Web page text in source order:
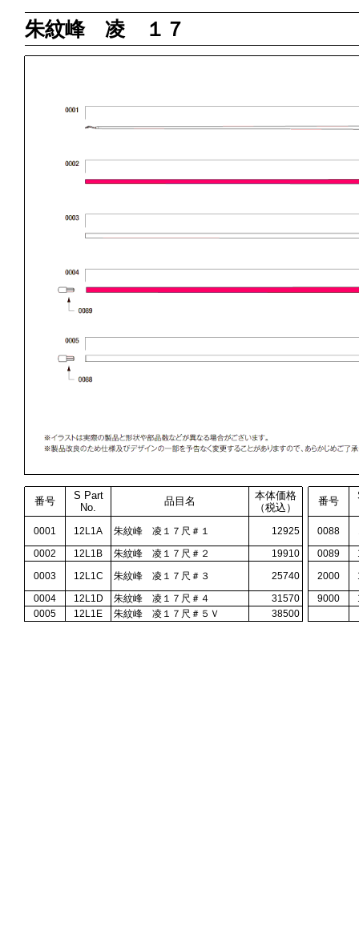
朱紋峰 凌 １７
番号
S Part
No.
品目名
本体価格
（税込）
番号
0001 12L1A 朱紋峰 凌１７尺＃１ 12925 0088
0002
12L1B 朱紋峰 凌１７尺＃２ 19910 0089
0003
12L1C 朱紋峰 凌１７尺＃３ 25740 2000
0004
12L1D 朱紋峰 凌１７尺＃４ 31570 9000
0005
12L1E 朱紋峰 凌１７尺＃５Ｖ 38500